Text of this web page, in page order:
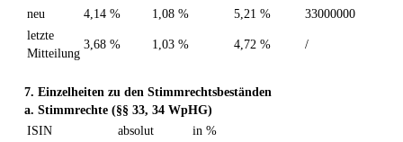
neu 4,14 % 1,08 % 5,21 %
33000000
letzte
Mitteilung
3,68 % 1,03 % 4,72 % /
7. Einzelheiten zu den Stimmrechtsbeständen
a. Stimmrechte (§§ 33, 34 WpHG)
ISIN
absolut
in %